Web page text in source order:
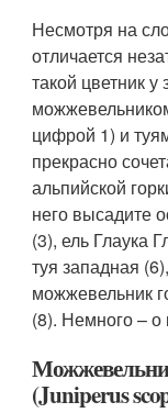
Несмотря на
отличается
такой цветник
цифрой 1) и
прекрасно
альпийской
него высадите
(3), ель Глаука
туя западная
можжевельник
(8). Немного – о
(Juniperus